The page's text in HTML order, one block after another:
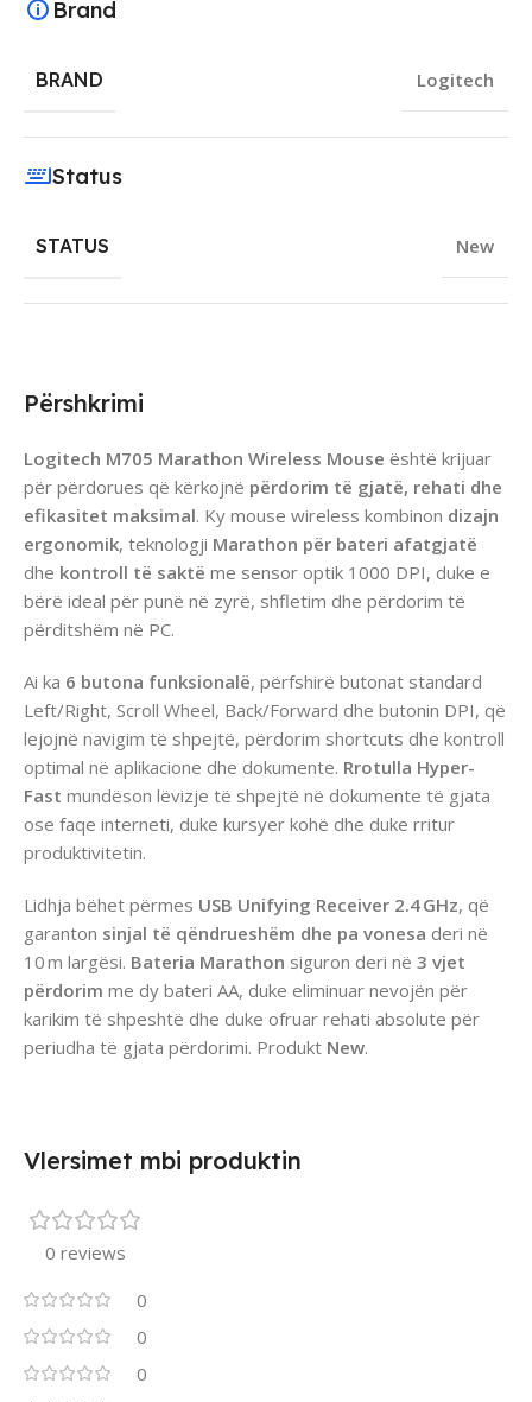
Përshkrimi
Logitech M705 Marathon Wireless Mouse është krijuar
për përdorues që kërkojnë përdorim të gjatë, rehati dhe
efikasitet maksimal. Ky mouse wireless kombinon dizajn
ergonomik, teknologji Marathon për bateri afatgjatë
dhe kontroll të saktë me sensor optik 1000 DPI, duke e
bërë ideal për punë në zyrë, shfletim dhe përdorim të
përditshëm në PC.
Ai ka 6 butona funksionalë, përfshirë butonat standard
Left/Right, Scroll Wheel, Back/Forward dhe butonin DPI, që
lejojnë navigim të shpejtë, përdorim shortcuts dhe kontroll
optimal në aplikacione dhe dokumente. Rrotulla Hyper-
Fast mundëson lëvizje të shpejtë në dokumente të gjata
ose faqe interneti, duke kursyer kohë dhe duke rritur
produktivitetin.
Lidhja bëhet përmes USB Unifying Receiver 2.4 GHz, që
garanton sinjal të qëndrueshëm dhe pa vonesa deri në
10 m largësi. Bateria Marathon siguron deri në 3 vjet
përdorim me dy bateri AA, duke eliminuar nevojën për
karikim të shpeshtë dhe duke ofruar rehati absolute për
periudha të gjata përdorimi. Produkt New.
Brand
BRAND Logitech
Status
STATUS New
Vlersimet mbi produktin
0 reviews
0
0
0